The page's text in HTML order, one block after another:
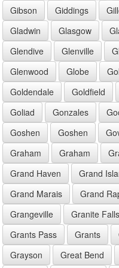
Gibson
Giddings
Gladwin
Glasgow
Glendive
Glenville
Glenwood
Globe
Goldendale
Goldfield
Goliad
Gonzales
Goshen
Goshen
Graham
Graham
Grand Haven
Grand
Grand Marais
Grand
Grangeville
Granite Falls
Grants Pass
Grants
Grayson
Great Bend